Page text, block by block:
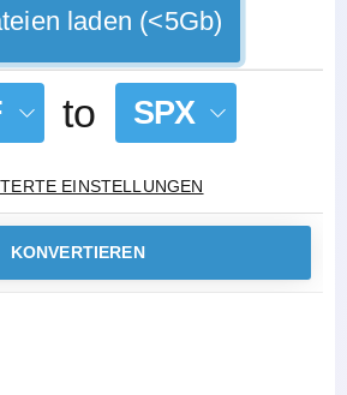
laden (<5Gb)
to SPX
EINSTELLUNGEN
KONVERTIEREN